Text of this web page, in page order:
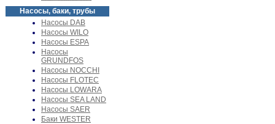
Насосы, баки, трубы
Насосы DAB
Насосы WILO
Насосы ESPA
Насосы
GRUNDFOS
Насосы NOCCHI
Насосы FLOTEC
Насосы LOWARA
Насосы SEA LAND
Насосы SAER
Баки WESTER